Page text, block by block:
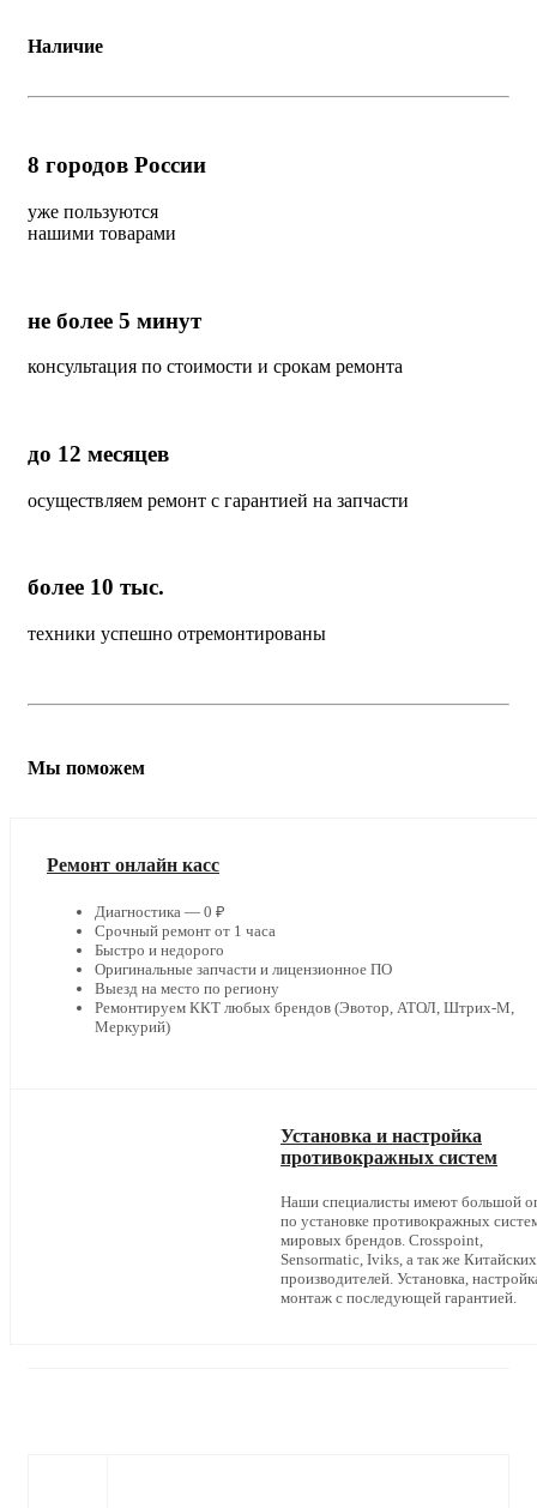
Наличие
8 городов России
уже пользуются
нашими товарами
не более 5 минут
консультация по стоимости и срокам ремонта
до 12 месяцев
осуществляем ремонт с гарантией на запчасти
более 10 тыс.
техники успешно отремонтированы
Мы поможем
Ремонт онлайн касс
Диагностика — 0 ₽
Срочный ремонт от 1 часа
Быстро и недорого
Оригинальные запчасти и лицензионное ПО
Выезд на место по региону
Ремонтируем ККТ любых брендов (Эвотор, АТОЛ, Штрих-М,
Меркурий)
Установка и настройка
противокражных систем
Наши специалисты имеют большой
по установке противокражных
мировых брендов. Crosspoint,
Sensormatic, Iviks, а так же Китайских
производителей. Установка,
монтаж с последующей гарантией.